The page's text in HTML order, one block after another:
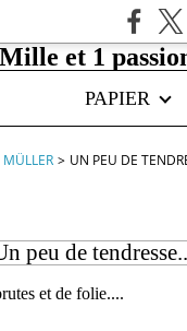
PAPIER
MÜLLER > UN PEU DE
peu de
et de folie....